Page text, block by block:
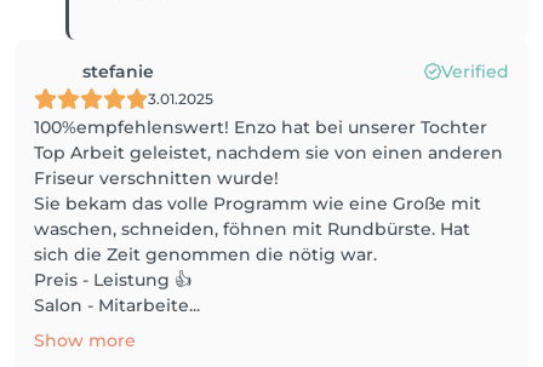
stefanie Verified
3.01.2025
100%empfehlenswert! Enzo hat bei unserer Tochter
Top Arbeit geleistet, nachdem sie von einen anderen
Friseur verschnitten wurde!
Sie bekam das volle Programm wie eine Große mit
waschen, schneiden, föhnen mit Rundbürste. Hat
sich die Zeit genommen die nötig war.
Preis - Leistung 👍
Salon - Mitarbeite...
Show more